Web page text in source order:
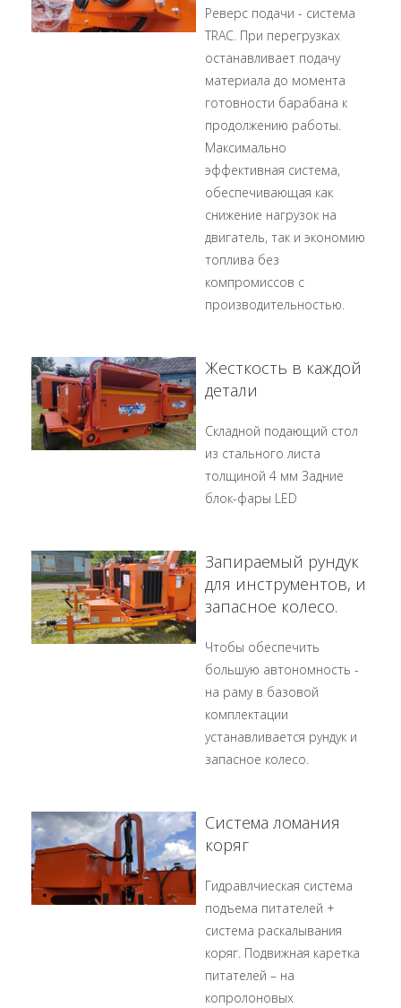
Реверс подачи - система
TRAC. При перегрузках
останавливает подачу
материала до момента
готовности барабана к
продолжению работы.
Максимально
эффективная система,
обеспечивающая как
снижение нагрузок на
двигатель, так и экономию
топлива без
компромиссов с
производительностью.
Жесткость в каждой
детали
Складной подающий стол
из стального листа
толщиной 4 мм Задние
блок-фары LED
Запираемый рундук
для инструментов, и
запасное колесо.
Чтобы обеспечить
большую автономность -
на раму в базовой
комплектации
устанавливается рундук и
запасное колесо.
Система ломания
коряг
Гидравлчиеская система
подъема питателей +
система раскалывания
коряг. Подвижная каретка
питателей – на
копролоновых